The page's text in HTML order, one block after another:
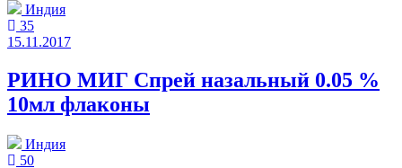
Индия
35
15.11.2017
РИНО МИГ Спрей назальный 0.05 %
10мл флаконы
Индия
50